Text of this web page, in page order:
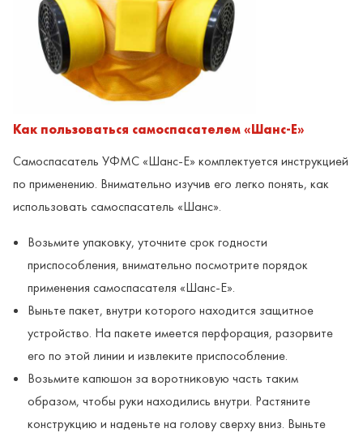
Как пользоваться самоспасателем «Шанс-Е»
Самоспасатель УФМС «Шанс-Е» комплектуется инструкцией
по применению. Внимательно изучив его легко понять, как
использовать самоспасатель «Шанс».
Возьмите упаковку, уточните срок годности
приспособления, внимательно посмотрите порядок
применения самоспасателя «Шанс-Е».
Выньте пакет, внутри которого находится защитное
устройство. На пакете имеется перфорация, разорвите
его по этой линии и извлеките приспособление.
Возьмите капюшон за воротниковую часть таким
образом, чтобы руки находились внутри. Растяните
конструкцию и наденьте на голову сверху вниз. Выньте